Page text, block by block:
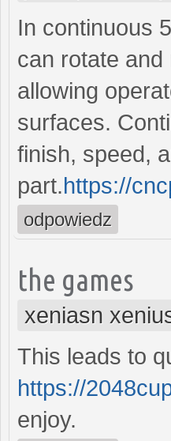
In continuous
can rotate
allowing
surfaces.
finish, speed,
part.https://
odpowiedz
the games
xeniasn
This leads to
https://
enjoy.